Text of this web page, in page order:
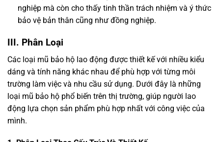
nghiệp mà còn cho thấy tinh thần trách nhiệm và ý thức
bảo vệ bản thân cũng như đồng nghiệp.
III. Phân Loại
Các loại mũ bảo hộ lao động được thiết kế với nhiều kiểu
dáng và tính năng khác nhau để phù hợp với từng môi
trường làm việc và nhu cầu sử dụng. Dưới đây là những
loại mũ bảo hộ phổ biến trên thị trường, giúp người lao
động lựa chọn sản phẩm phù hợp nhất với công việc của
mình.